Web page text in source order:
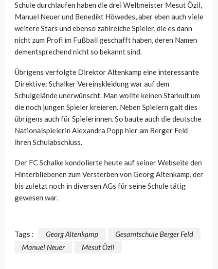
Schule durchlaufen haben die drei Weltmeister Mesut Özil,
Manuel Neuer und Benedikt Höwedes, aber eben auch viele
weitere Stars und ebenso zahlreiche Spieler, die es dann
nicht zum Profi im Fußball geschafft haben, deren Namen
dementsprechend nicht so bekannt sind.
Übrigens verfolgte Direktor Altenkamp eine interessante
Direktive: Schalker Vereinskleidung war auf dem
Schulgelände unerwünscht. Man wollte keinen Starkult um
die noch jungen Spieler kreieren. Neben Spielern galt dies
übrigens auch für Spielerinnen. So baute auch die deutsche
Nationalspielerin Alexandra Popp hier am Berger Feld
ihren Schulabschluss.
Der FC Schalke kondolierte heute auf seiner Webseite den
Hinterbliebenen zum Versterben von Georg Altenkamp, der
bis zuletzt noch in diversen AGs für seine Schule tätig
gewesen war.
Tags : Georg Altenkamp
Gesamtschule Berger Feld
Manuel Neuer
Mesut Özil